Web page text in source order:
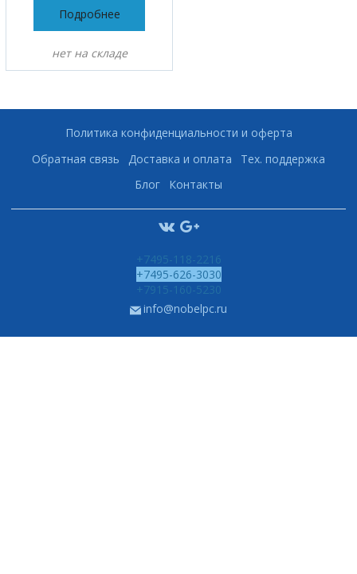
Подробнее
нет на складе
Политика конфиденциальности и оферта
Обратная связь
Доставка и оплата
Тех. поддержка
Блог
Контакты
+7495-118-2216
+7495-626-3030
+7915-160-5230
info@nobelpc.ru